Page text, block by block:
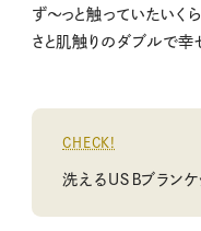
ず〜っと触っていたいく
さと肌触りのダブルで幸
CHECK!
洗えるＵＳＢブランケ